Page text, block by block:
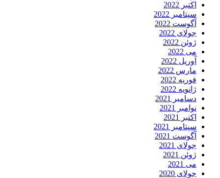
اکتبر 2022
سپتامبر 2022
آگوست 2022
جولای 2022
ژوئن 2022
می 2022
آوریل 2022
مارس 2022
فوریه 2022
ژانویه 2022
دسامبر 2021
نوامبر 2021
اکتبر 2021
سپتامبر 2021
آگوست 2021
جولای 2021
ژوئن 2021
می 2021
جولای 2020